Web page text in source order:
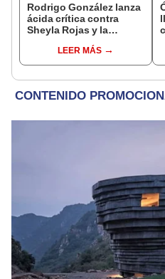
Rodrigo González lanza
ácida crítica contra
Sheyla Rojas y la
relación con su hijo: "Te
has dedicado a buscar
LEER MÁS